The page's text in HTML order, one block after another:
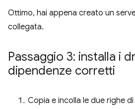
Ottimo, hai appena creato un
collegata.
Passaggio 3: installa i
dipendenze corretti
Copia e incolla le due righe